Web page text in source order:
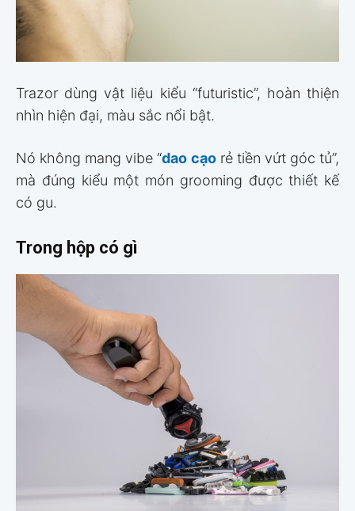
Trazor dùng vật liệu kiểu “futuristic”, hoàn thiện
nhìn hiện đại, màu sắc nổi bật.
Nó không mang vibe “dao cạorẻ tiền vứt góc tủ”,
mà đúng kiểu một món grooming được thiết kế
có gu.
Trong hộp có gì